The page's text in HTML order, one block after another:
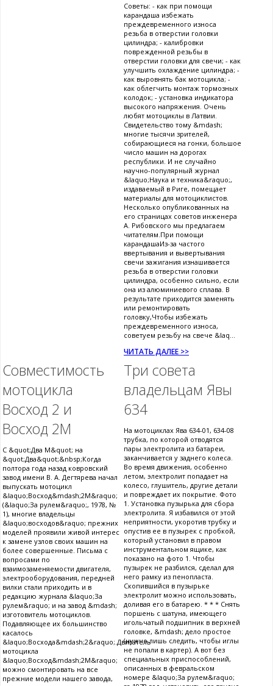
Советы: - как при помощи
карандаша избежать
преждевременного износа
резьба в отверстии головки
цилиндра; - калибровки
поврежденной резьбы в
отверстии головки для свечи; - как
улучшить охлаждение цилиндра; -
как выровнять бак мотоцикла; -
как облегчить монтаж тормозных
колодок; - установка индикатора
высокого напряжения. Очень
любят мотоциклы в Латвии.
Свидетельство тому &mdash;
многие тысячи зрителей,
собирающиеся на гонки, большое
число машин на дорогах
республики. И не случайно
научно-популярный журнал
&laquo;Наука и техника&raquo;,
издаваемый в Риге, помещает
материалы для мотоциклистов.
Несколько опубликованных на
его страницах советов инженера
А. Рибовского мы предлагаем
читателям.При помощи
карандашаИз-за частого
ввертывания и вывертывания
свечи зажигания изнашивается
резьба в отверстии головки
цилиндра, особенно сильно, если
она из алюминиевого сплава. В
результате приходится заменять
или ремонтировать
головку,Чтобы избежать
преждевременного износа,
советуем резьбу на свече &laq...
ЧИТАТЬ ДАЛЕЕ >>
Совместимость
мотоцикла
Восход 2 и
Восход 2М
С &quot;Два М&quot; на
&quot;Два&quot;&nbsp;Когда
полтора года назад ковровский
завод имени В. А. Дегтярева начал
выпускать мотоцикл
&laquo;Восход&mdash;2М&raquo;
(&laquo;За рулем&raquo;, 1978, №
1), многие владельцы
&laquo;восходов&raquo; прежних
моделей проявили живой интерес
к замене узлов своих машин на
более совершенные. Письма с
вопросами по
взаимозаменяемости двигателя,
электрооборудования, передней
вилки стали приходить и в
редакцию журнала &laquo;За
рулем&raquo; и на завод &mdash;
изготовитель мотоциклов.
Подавляющее их большинство
касалось
&laquo;Восхода&mdash;2&raquo;.Двигатель
мотоцикла
&laquo;Восход&mdash;2М&raquo;
можно смонтировать на все
прежние модели нашего завода,
Три совета
владельцам Явы
634
На мотоциклах Ява 634-01, 634-08
трубка, по которой отводятся
пары электролита из батареи,
заканчивается у заднего колеса.
Во время движения, особенно
летом, электролит попадает на
колесо, глушитель, другие детали
и повреждает их покрытие. Фото
1. Установка пузырька для сбора
электролита. Я избавился от этой
неприятности, укоротив трубку и
опустив ее в пузырек с пробкой,
который установил в правом
инструментальном ящике, как
показано на фото 1. Чтобы
пузырек не разбился, сделал для
него рамку из пенопласта.
Скопившийся в пузырьке
электролит можно использовать,
доливая его в батарею. * * * Снять
поршень с шатуна, имеющего
игольчатый подшипник в верхней
головке, &mdash; дело простое
(нужно лишь следить, чтобы иглы
не попали в картер). А вот без
специальных приспособлений,
описанных в февральском
номере &laquo;За рулем&raquo;